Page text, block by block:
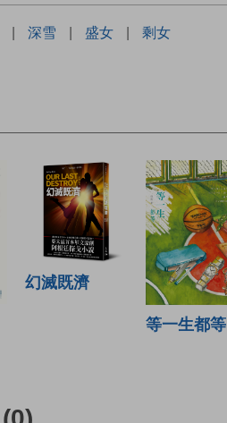
| 深雪 | 盛女 | 剩女
幻滅既濟
等一生都等